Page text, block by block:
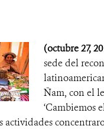
(octubre 27,
sede del
Ñam, con el
‘Cambiemos
actividades